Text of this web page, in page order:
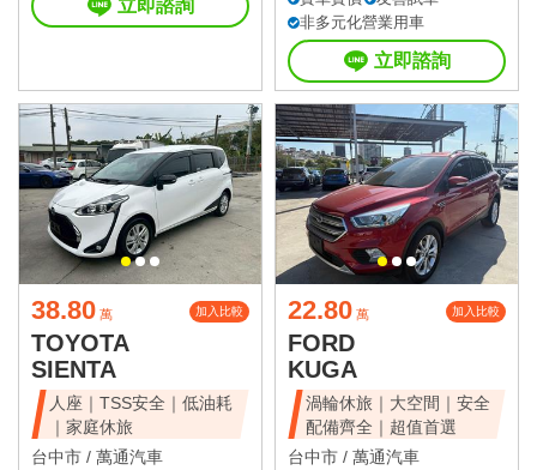
立即諮詢
非多元化營業用車
立即諮詢
38.80 萬 加入比較
TOYOTA
SIENTA
人座｜TSS安全｜低油耗
｜家庭休旅
台中市 / 萬通汽車
22.80 萬 加入比較
FORD
KUGA
渦輪休旅｜大空間｜安全
配備齊全｜超值首選
台中市 / 萬通汽車